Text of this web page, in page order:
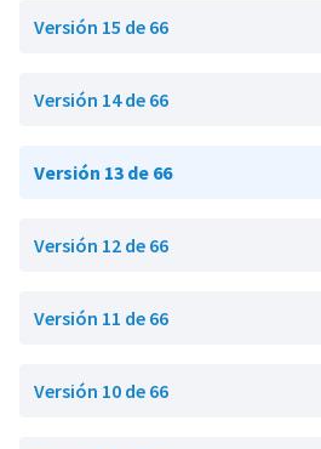
Versión 15 de 66
Versión 14 de 66
Versión 13 de 66
Versión 12 de 66
Versión 11 de 66
Versión 10 de 66